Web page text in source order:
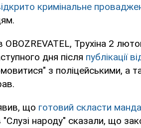
кримінальне
Трухіна 2
дня після публікації
з поліцейськими, а
що готовий скласти
"Слузі народу" сказали, що